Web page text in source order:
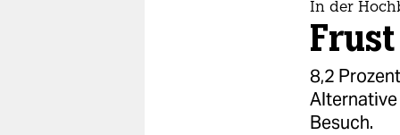
In der
8,2
Besuch.